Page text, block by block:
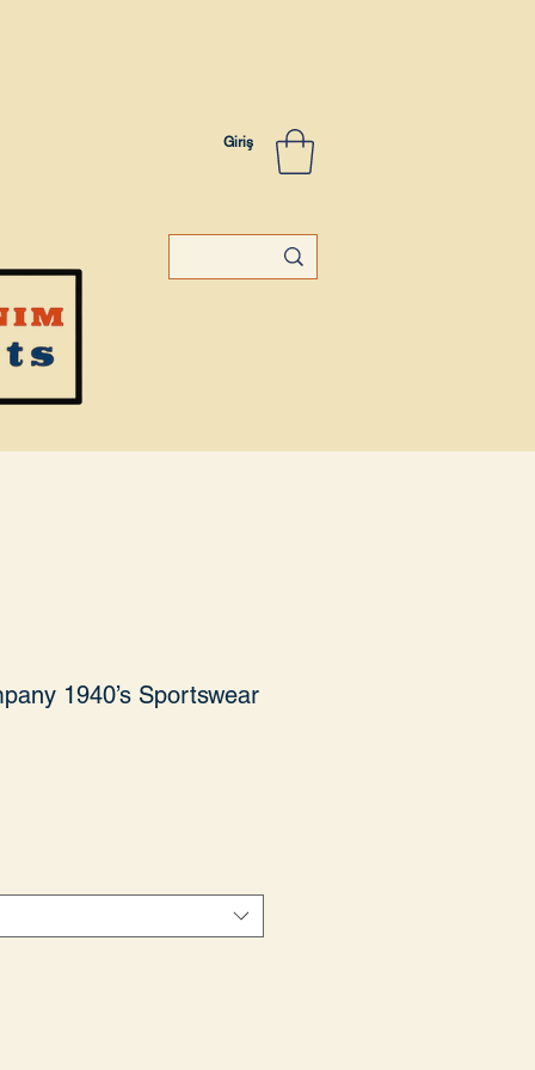
Giriş
1940’s Sportswear